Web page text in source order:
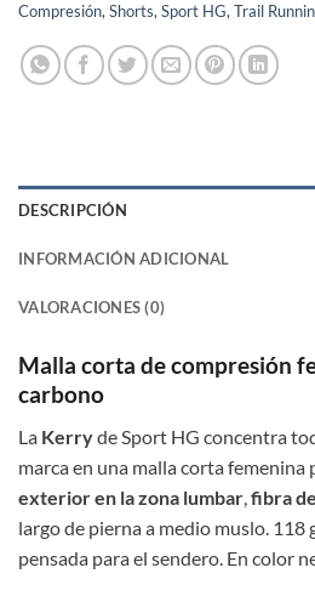
Compresión, Shorts, Sport HG, Trail
DESCRIPCIÓN
INFORMACIÓN ADICIONAL
VALORACIONES (0)
Malla corta de compresión
carbono
La Kerryde Sport HG concentra
marca en una malla corta
exterior en la zona lumbar fibra
largo de pierna a medio muslo. 118
pensada para el sendero. En color